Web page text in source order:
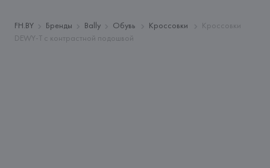
FH.BY Бренды Bally Обувь Кроссовки
Кроссовки
DEWY-T с контрастной подошвой